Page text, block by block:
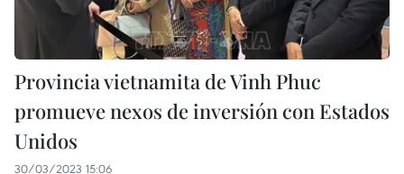
Provincia vietnamita de Vinh Phuc
promueve nexos de inversión con Estados
Unidos
30/03/2023 15:06